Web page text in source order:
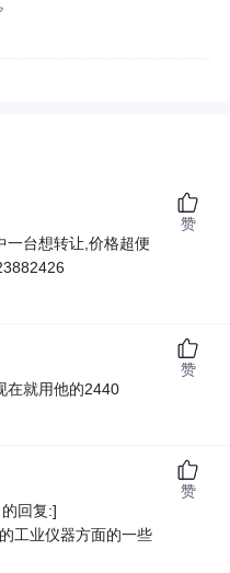
一台想转让,价格超便
赞
在就用他的2440
赞
回复:]
工业仪器方面的一些
赞